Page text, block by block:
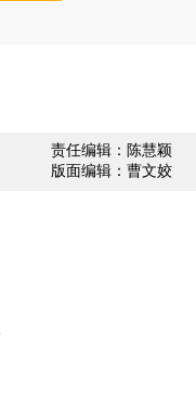
责任编辑：陈慧颖
版面编辑：曹文姣